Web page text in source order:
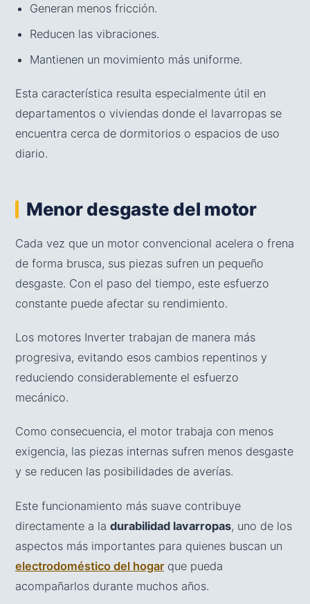
Generan menos fricción.
Reducen las vibraciones.
Mantienen un movimiento más uniforme.
Esta característica resulta especialmente útil en
departamentos o viviendas donde el lavarropas se
encuentra cerca de dormitorios o espacios de uso
diario.
Menor desgaste del motor
Cada vez que un motor convencional acelera o frena
de forma brusca, sus piezas sufren un pequeño
desgaste. Con el paso del tiempo, este esfuerzo
constante puede afectar su rendimiento.
Los motores Inverter trabajan de manera más
progresiva, evitando esos cambios repentinos y
reduciendo considerablemente el esfuerzo
mecánico.
Como consecuencia, el motor trabaja con menos
exigencia, las piezas internas sufren menos desgaste
y se reducen las posibilidades de averías.
Este funcionamiento más suave contribuye
directamente a la durabilidad lavarropas, uno de los
aspectos más importantes para quienes buscan un
electrodoméstico del hogarque pueda
acompañarlos durante muchos años.